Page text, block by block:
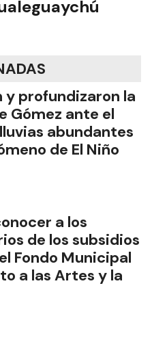
y profundizaron la
Gómez ante el
abundantes
de El Niño
a los
de los subsidios
Fondo Municipal
a las Artes y la